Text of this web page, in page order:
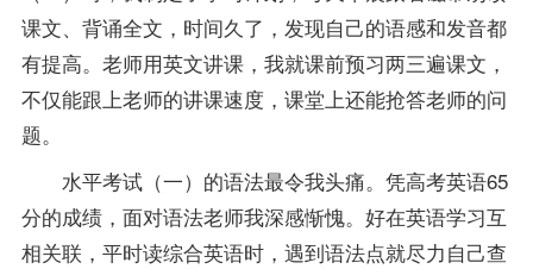
课文、背诵全文，时间久了，发现自己的语感和发音都
有提高。 老师用英文讲课，我就课前预习两三遍课文，
不仅能跟上老师的讲课速度，课堂上还能抢答老师的问
题。
水平考试（一）的语法最令我头痛。凭高考英语65
分的成绩，面对语法老师我深感惭愧。好在英语学习互
相关联，平时读综合英语时，遇到语法点就尽力自己查